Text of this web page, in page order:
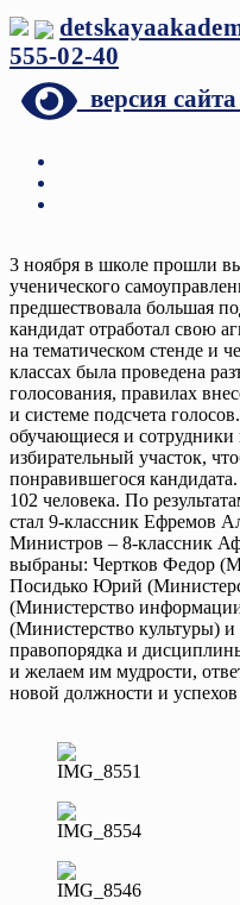
Перейти
к
содержимому
555-02-40
версия
3 ноября в школе прошли
ученического
предшествовала большая
кандидат отработал свою
на тематическом стенде и
классах была проведена
голосования, правилах
и системе подсчета
обучающиеся и
избирательный участок,
понравившегося
102 человека. По
стал 9-классник Ефремов
Министров – 8-классник
выбраны: Чертков Федор
Посидько Юрий
(Министерство
(Министерство культуры)
правопорядка и
и желаем им мудрости,
новой должности и успехов